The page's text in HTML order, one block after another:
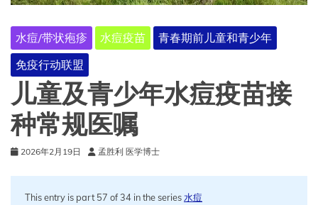
水痘/带状疱疹 水痘疫苗
青春期前儿童和青少年
免疫行动联盟
儿童及青少年水痘疫苗接
种常规医嘱
2026年2月19日 孟胜利 医学博士
This entry is part 57 of 34 in the series 水痘